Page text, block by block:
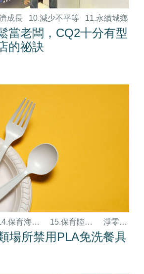
成長 10.減少不平等 11.永續城鄉
當老闆，CQ2十分有型
的祕訣
14.保育海洋生態 15.保育陸域生態 淨零生活
場所禁用PLA免洗餐具